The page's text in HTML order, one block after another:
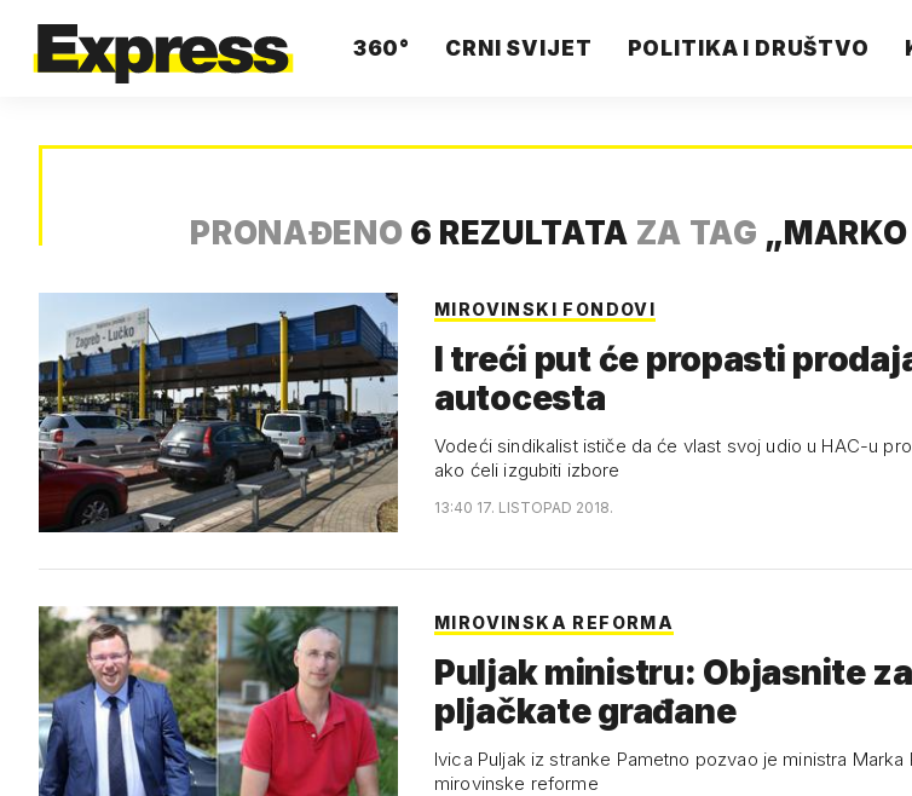
360° CRNI SVIJET POLITIKA I DRUŠTVO
PRONAĐENO 6 REZULTATA ZA TAG „
MIROVINSKI FONDOVI
I treći put će propasti
autocesta
Vodeći sindikalist ističe da će vlast svoj udio u HAC-u
ako ćeli izgubiti izbore
13:40 17. LISTOPAD 2018.
MIROVINSKA REFORMA
Puljak ministru: Objasnite
pljačkate građane
Ivica Puljak iz stranke Pametno pozvao je ministra
mirovinske reforme